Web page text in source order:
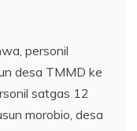
personil
desa TMMD ke
satgas 12
morobio, desa